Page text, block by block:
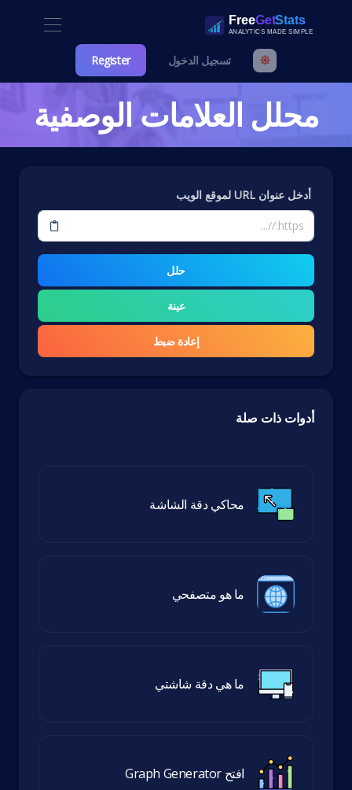
تسجيل الدخول Register
محلل العلامات الوصفية
أدخل عنوان URL لموقع الويب
حلل
عينة
إعادة ضبط
أدوات ذات صلة
محاكي دقة الشاشة
ما هو متصفحي
ما هي دقة شاشتي
افتح Graph Generator